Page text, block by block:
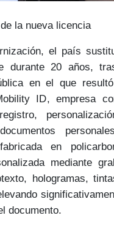
la nueva licencia
el país
durante 20 años,
en el que resultó
ID, empresa
en
mediante
hologramas,
documento.